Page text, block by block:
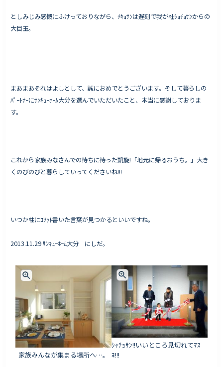
会社概要
としみじみ感慨にふけっておりながら、ﾁｷｮｻﾝは遅刻で我が社ｼｮﾁｮｻﾝからの
大目玉。
まあまあそれはよしとして、誠におめでとうございます。そして暮らしの
ﾊﾟｰﾄﾅｰにｻﾝｷｭｰﾎｰﾑ大分を選んでいただいたこと、本当に感謝しておりま
す。
これから家族みなさんでの待ちに待った凱旋!「地元に帰るおうち。」大き
くのびのびと暮らしていってくださいね!!!
いつか柱にｺｿｯﾄ書いた言葉が見つかるといいですね。
2013.11.29 ｻﾝｷｭｰﾎｰﾑ大分 にしだ。
家族みんなが集まる場所へ…。
ｼｬﾁｮｻﾝ!!いいところ見切れてﾏｽ
ﾖ!!!